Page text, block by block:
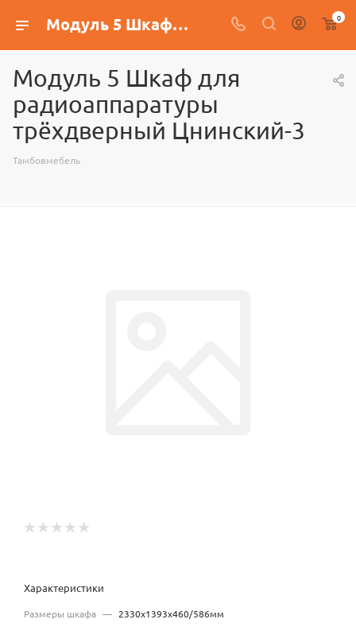
Модуль 5 Шкаф для радиоаппаратуры трёхдверный Цнинский-3 0
Модуль 5 Шкаф для
радиоаппаратуры
трёхдверный Цнинский-3
Тамбовмебель
Характеристики
Размеры шкафа — 2330x1393x460/586мм